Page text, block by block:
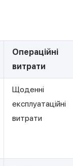
Операційні
витрати
Щоденні
експлуатаційні
витрати